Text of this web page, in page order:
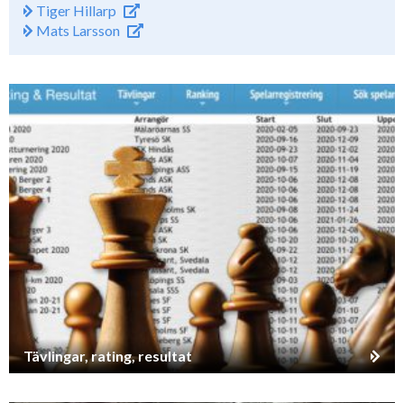
Tiger Hillarp
Mats Larsson
Tävlingar, rating, resultat